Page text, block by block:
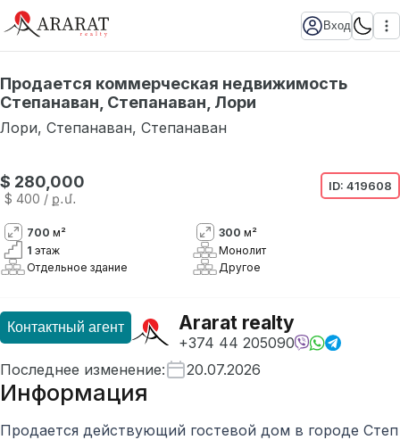
Вход
Продается коммерческая недвижимость
Степанаван, Степанаван, Лори
Лори, Степанаван, Степанаван
$ 280,000
$ 400 / ք․մ․
ID: 419608
700 м² 300 м²
1 этаж
Монолит
Отдельное здание
Другое
Контактный агент Ararat realty
+374 44 205090
Последнее изменение: 20.07.2026
Информация
Продается действующий гостевой дом в городе Степ